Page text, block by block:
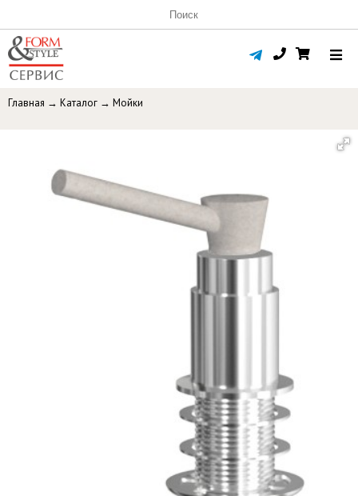
Главная → Каталог → Мойки